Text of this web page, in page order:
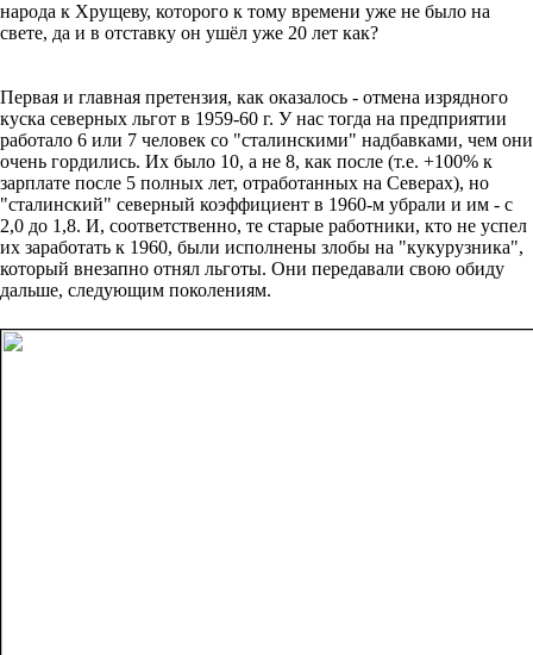
народа к Хрущеву, которого к тому времени уже не было на
свете, да и в отставку он ушёл уже 20 лет как?
Первая и главная претензия, как оказалось - отмена изрядного
куска северных льгот в 1959-60 г. У нас тогда на предприятии
работало 6 или 7 человек со "сталинскими" надбавками, чем они
очень гордились. Их было 10, а не 8, как после (т.е. +100% к
зарплате после 5 полных лет, отработанных на Северах), но
"сталинский" северный коэффициент в 1960-м убрали и им - с
2,0 до 1,8. И, соответственно, те старые работники, кто не успел
их заработать к 1960, были исполнены злобы на "кукурузника",
который внезапно отнял льготы. Они передавали свою обиду
дальше, следующим поколениям.